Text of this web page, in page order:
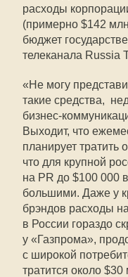
расходы
(примерно $142
бюджет
телеканала Russia
«Не могу
такие средства, 
бизнес-
Выходит, что
планирует тратить
что для крупной
на PR до $100 000
большими. Даже у
брэндов расходы
в России гораздо
у «Газпрома»,
с широкой
тратится около